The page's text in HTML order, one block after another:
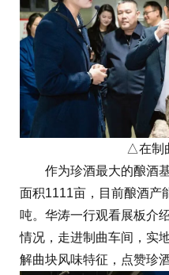
△在制
作为珍酒最大的酿酒基
面积1111亩，目前酿酒产
吨。华涛一行观看展板介
情况，走进制曲车间，实
解曲块风味特征，点赞珍